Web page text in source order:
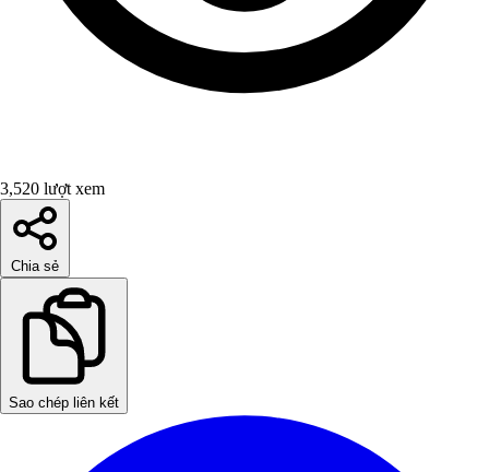
3,520 lượt xem
Chia sẻ
Sao chép liên kết